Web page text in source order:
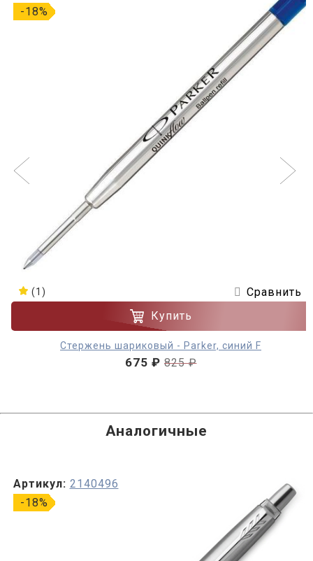
-18%
(1)
Сравнить
Купить
Стержень шариковый - Parker, синий F
675 ₽ 825 ₽
Аналогичные
-18%
Артикул: 2140496